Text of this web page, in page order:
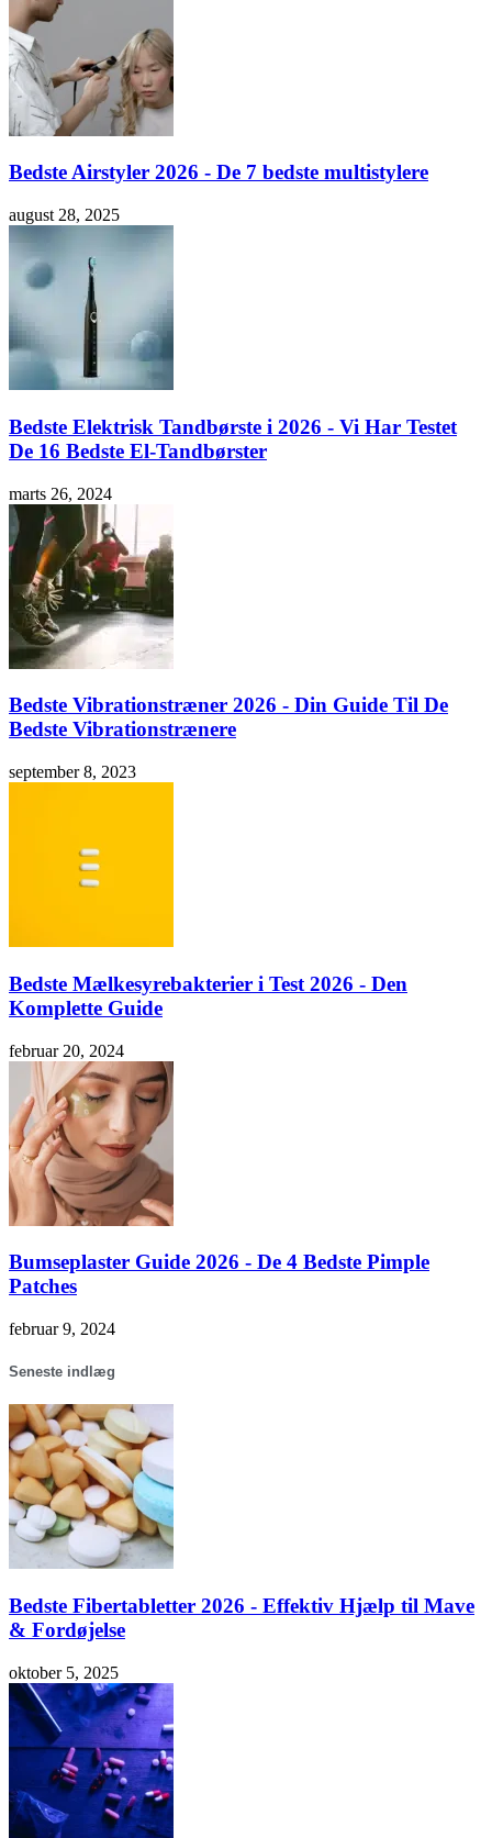
Bedste Airstyler 2026 - De 7 bedste multistylere
august 28, 2025
Bedste Elektrisk Tandbørste i 2026 - Vi Har Testet
De 16 Bedste El-Tandbørster
marts 26, 2024
Bedste Vibrationstræner 2026 - Din Guide Til De
Bedste Vibrationstrænere
september 8, 2023
Bedste Mælkesyrebakterier i Test 2026 - Den
Komplette Guide
februar 20, 2024
Bumseplaster Guide 2026 - De 4 Bedste Pimple
Patches
februar 9, 2024
Seneste indlæg
Bedste Fibertabletter 2026 - Effektiv Hjælp til Mave
& Fordøjelse
oktober 5, 2025